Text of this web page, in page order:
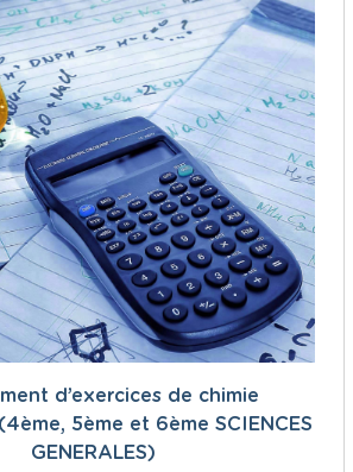
d’exercices de chimie
5ème et 6ème SCIENCES
GENERALES)